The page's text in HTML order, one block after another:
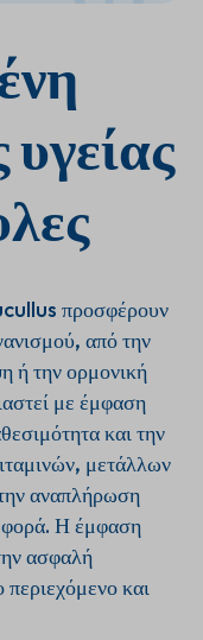
κάψουλες της Dr.
λύσεις για
του οργανισμού,
και την ενέργεια
ή την ορμονική
σύνθεση έχει
έμφαση στην
τη
και την εύκολη
συνδυασμός
και φυτικών
βοηθά στην
προσφέρουν
από την
ή την ορμονική
με έμφαση
και την
μετάλλων
αναπλήρωση
φορά. Η έμφαση
ασφαλή
και